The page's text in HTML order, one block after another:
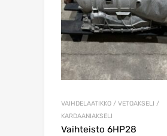
VAIHDELAATIKKO / VETOAKSELI /
KARDAANIAKSELI
Vaihteisto 6HP28